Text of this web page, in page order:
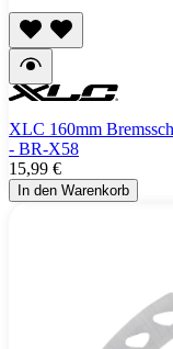
XLC 160mm
- BR-X58
15,99 €
In den Warenkorb